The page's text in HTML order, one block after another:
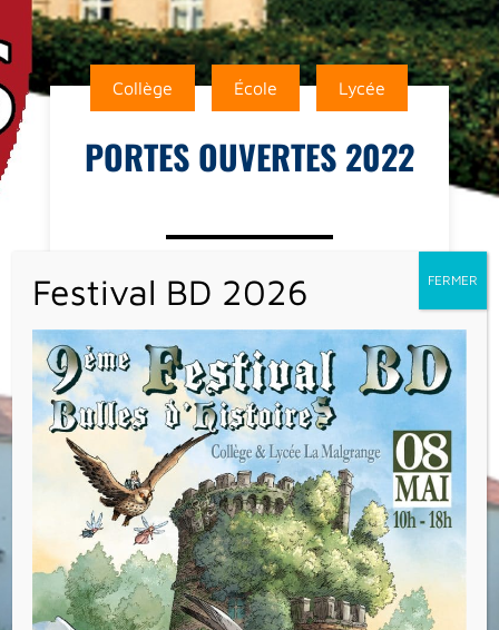
Collège École Lycée
PORTES OUVERTES 2022
26 mars 2022 de 09h30 à 13h30.
Venez visiter notre établissement afin de
découvrir nos projets.